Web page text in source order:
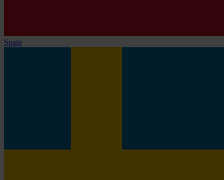
Spain